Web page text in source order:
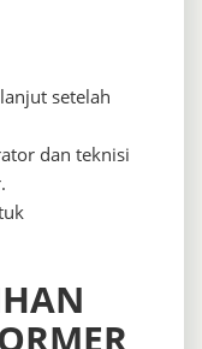
setelah
dan teknisi